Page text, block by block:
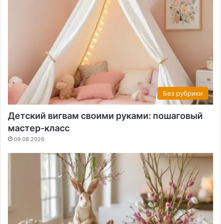
Без рубрики
Детский вигвам своими руками: пошаговый
мастер-класс
09.08.2026